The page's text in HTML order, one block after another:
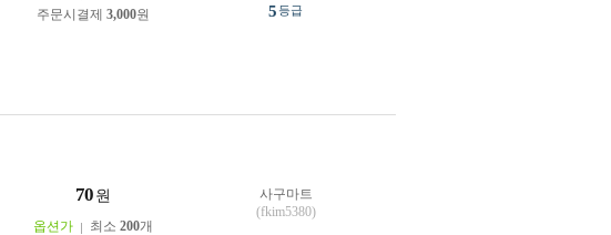
주문시결제 3,000원 5등급
70 원
옵션가 최소 200개
사구마트
(fkim5380)